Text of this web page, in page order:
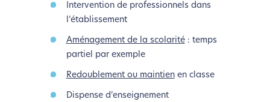
Intervention de professionnels dans
l’établissement
Aménagement de la scolarité: temps
partiel par exemple
Redoublement ou maintienen classe
Dispense d’enseignement